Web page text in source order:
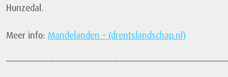
Hunzedal.
Meer info: Mandelanden – (drentslandschap.nl)